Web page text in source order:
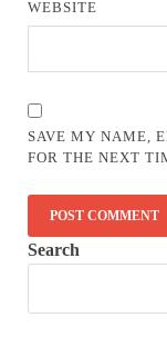
WEBSITE
SAVE MY NAME,
FOR THE NEXT
Search